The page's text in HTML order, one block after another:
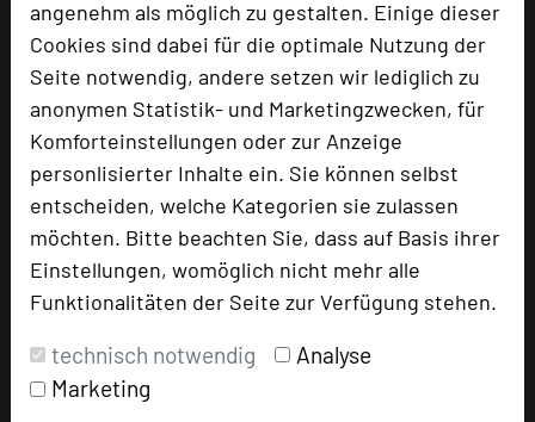
angenehm als möglich zu gestalten. Einige dieser
Cookies sind dabei für die optimale Nutzung der
Seite notwendig, andere setzen wir lediglich zu
anonymen Statistik- und Marketingzwecken, für
Komforteinstellungen oder zur Anzeige
personlisierter Inhalte ein. Sie können selbst
entscheiden, welche Kategorien sie zulassen
möchten. Bitte beachten Sie, dass auf Basis ihrer
Einstellungen, womöglich nicht mehr alle
Funktionalitäten der Seite zur Verfügung stehen.
technisch notwendig
Analyse
Marketing
Bewertung
Tagungsplaner
Tagungsleiter
Tagungsteilnehmer
Hotel bewerten
Hoteldaten